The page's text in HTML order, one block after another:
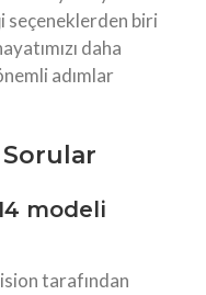
biri
daha
adımlar
Sorular
modeli
tarafından